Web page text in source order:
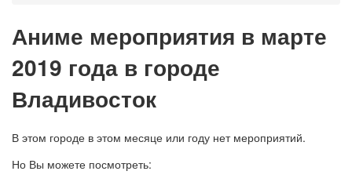
Аниме мероприятия в марте
2019 года в городе
Владивосток
В этом городе в этом месяце или году нет мероприятий.
Но Вы можете посмотреть: